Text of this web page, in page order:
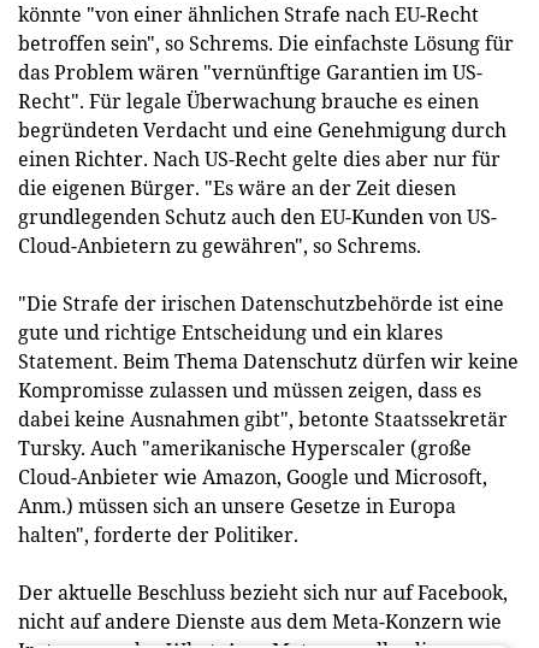
könnte "von einer ähnlichen Strafe nach EU-Recht
betroffen sein", so Schrems. Die einfachste Lösung für
das Problem wären "vernünftige Garantien im US-
Recht". Für legale Überwachung brauche es einen
begründeten Verdacht und eine Genehmigung durch
einen Richter. Nach US-Recht gelte dies aber nur für
die eigenen Bürger. "Es wäre an der Zeit diesen
grundlegenden Schutz auch den EU-Kunden von US-
Cloud-Anbietern zu gewähren", so Schrems.
"Die Strafe der irischen Datenschutzbehörde ist eine
gute und richtige Entscheidung und ein klares
Statement. Beim Thema Datenschutz dürfen wir keine
Kompromisse zulassen und müssen zeigen, dass es
dabei keine Ausnahmen gibt", betonte Staatssekretär
Tursky. Auch "amerikanische Hyperscaler (große
Cloud-Anbieter wie Amazon, Google und Microsoft,
Anm.) müssen sich an unsere Gesetze in Europa
halten", forderte der Politiker.
Der aktuelle Beschluss bezieht sich nur auf Facebook,
nicht auf andere Dienste aus dem Meta-Konzern wie